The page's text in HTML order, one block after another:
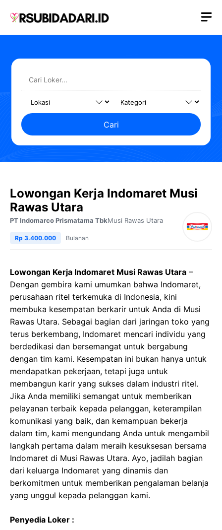
Cari
Lowongan Kerja Indomaret Musi
Rawas Utara
PT Indomarco Prismatama TbkMusi Rawas Utara
Rp 3.400.000 Bulanan
Lowongan Kerja Indomaret Musi Rawas Utara –
Dengan gembira kami umumkan bahwa Indomaret,
perusahaan ritel terkemuka di Indonesia, kini
membuka kesempatan berkarir untuk Anda di Musi
Rawas Utara. Sebagai bagian dari jaringan toko yang
terus berkembang, Indomaret mencari individu yang
berdedikasi dan bersemangat untuk bergabung
dengan tim kami. Kesempatan ini bukan hanya untuk
mendapatkan pekerjaan, tetapi juga untuk
membangun karir yang sukses dalam industri ritel.
Jika Anda memiliki semangat untuk memberikan
pelayanan terbaik kepada pelanggan, keterampilan
komunikasi yang baik, dan kemampuan bekerja
dalam tim, kami mengundang Anda untuk mengambil
langkah pertama dalam meraih kesuksesan bersama
Indomaret di Musi Rawas Utara. Ayo, jadilah bagian
dari keluarga Indomaret yang dinamis dan
berkomitmen untuk memberikan pengalaman belanja
yang unggul kepada pelanggan kami.
Penyedia Loker :